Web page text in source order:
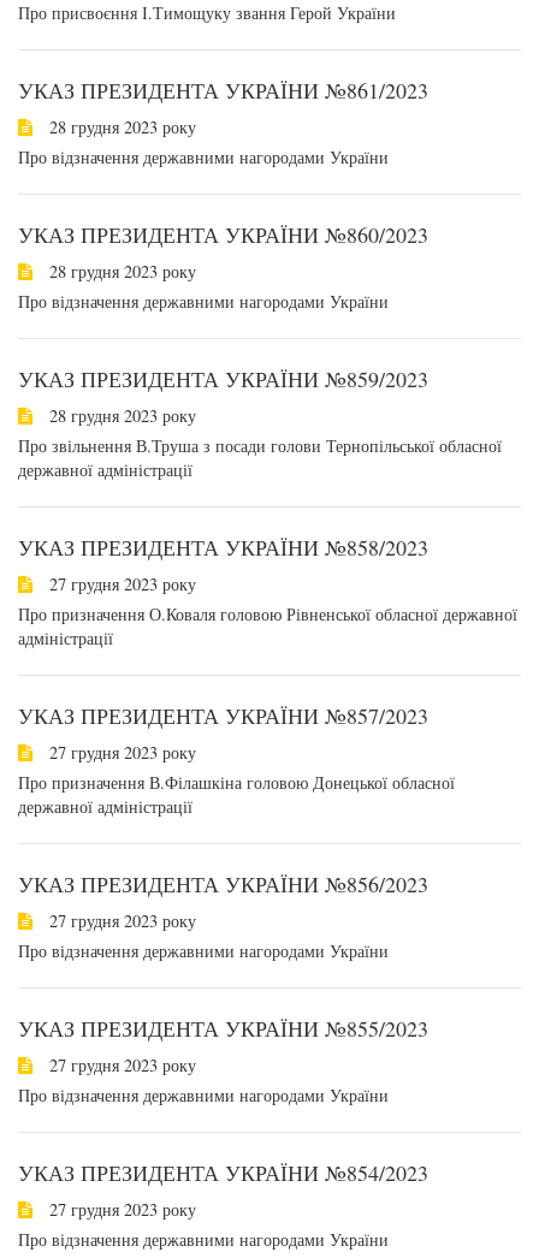
Про присвоєння І.Тимощуку звання Герой України
УКАЗ ПРЕЗИДЕНТА УКРАЇНИ №861/2023
28 грудня 2023 року
Про відзначення державними нагородами України
УКАЗ ПРЕЗИДЕНТА УКРАЇНИ №860/2023
28 грудня 2023 року
Про відзначення державними нагородами України
УКАЗ ПРЕЗИДЕНТА УКРАЇНИ №859/2023
28 грудня 2023 року
Про звільнення В.Труша з посади голови Тернопільської обласної
державної адміністрації
УКАЗ ПРЕЗИДЕНТА УКРАЇНИ №858/2023
27 грудня 2023 року
Про призначення О.Коваля головою Рівненської обласної державної
адміністрації
УКАЗ ПРЕЗИДЕНТА УКРАЇНИ №857/2023
27 грудня 2023 року
Про призначення В.Філашкіна головою Донецької обласної
державної адміністрації
УКАЗ ПРЕЗИДЕНТА УКРАЇНИ №856/2023
27 грудня 2023 року
Про відзначення державними нагородами України
УКАЗ ПРЕЗИДЕНТА УКРАЇНИ №855/2023
27 грудня 2023 року
Про відзначення державними нагородами України
УКАЗ ПРЕЗИДЕНТА УКРАЇНИ №854/2023
27 грудня 2023 року
Про відзначення державними нагородами України